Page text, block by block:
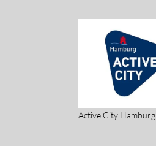
Active City Hamburg